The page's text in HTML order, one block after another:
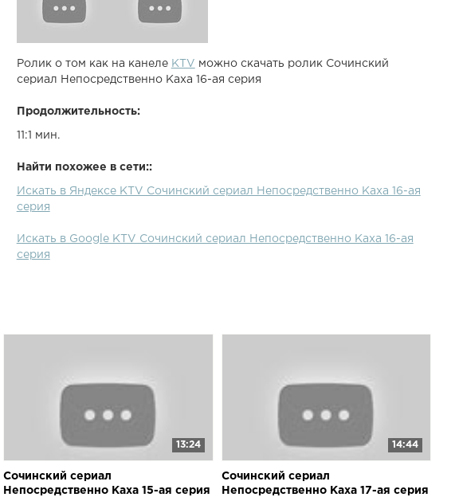
Ролик о том как на канеле KTV можно скачать ролик Сочинский
сериал Непосредственно Каха 16-ая серия
Продолжительность:
11:1 мин.
Найти похожее в сети::
Искать в Яндексе KTV Сочинский сериал Непосредственно Каха 16-ая
серия
Искать в Google KTV Сочинский сериал Непосредственно Каха 16-ая
серия
13:24
Сочинский сериал
Непосредственно Каха 15-ая серия
14:44
Сочинский сериал
Непосредственно Каха 17-ая серия